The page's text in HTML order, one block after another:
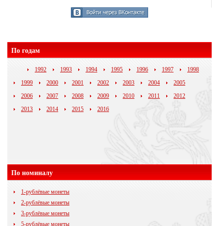
По годам
1992 1993 1994 1995 1996 1997
1998
1999
2000 2001 2002 2003 2004
2005
2006
2007 2008 2009 2010 2011
2012
2013
2014 2015 2016
По номиналу
1-рублёвые монеты
2-рублёвые монеты
3-рублёвые монеты
5-рублёвые монеты